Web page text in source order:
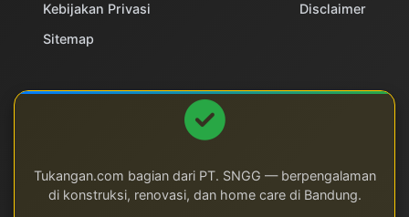
Kebijakan Privasi
Sitemap
Disclaimer
Tukangan.com bagian dari PT. SNGG — berpengalaman
di konstruksi, renovasi, dan home care di Bandung.